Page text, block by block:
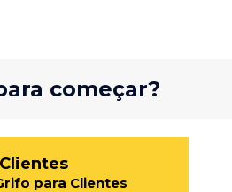
começar?
Clientes
para Clientes